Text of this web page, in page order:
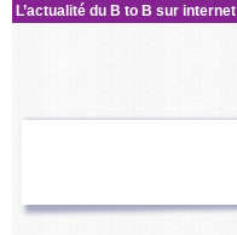
L’actualité du B to B sur internet